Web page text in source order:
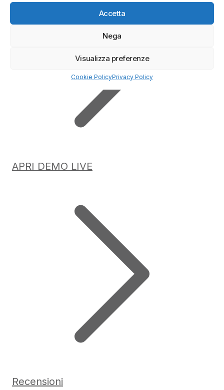
Accetta
Nega
Visualizza preferenze
Cookie PolicyPrivacy Policy
APRI DEMO LIVE
Recensioni